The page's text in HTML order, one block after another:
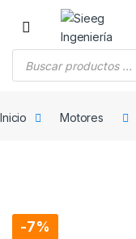
Saltar a la navegación
Saltar al contenido
Inicio Motores
-7%